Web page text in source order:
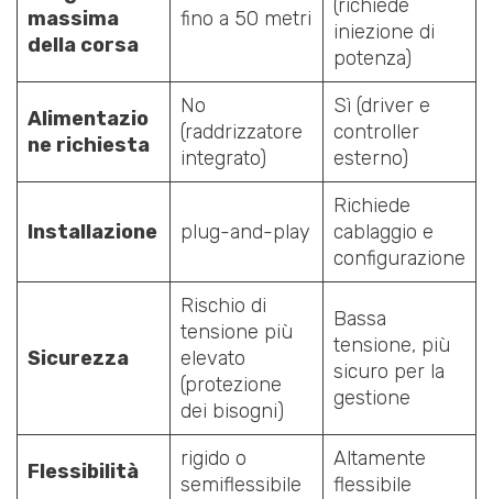
massima
della corsa
fino a 50 metri
(richiede
iniezione di
potenza)
Alimentazio
ne richiesta
No
(raddrizzatore
integrato)
Sì (driver e
controller
esterno)
Installazione plug-and-play
Richiede
cablaggio e
configurazione
Sicurezza
Rischio di
tensione più
elevato
(protezione
dei bisogni)
Bassa
tensione, più
sicuro per la
gestione
Flessibilità
rigido o
semiflessibile
Altamente
flessibile